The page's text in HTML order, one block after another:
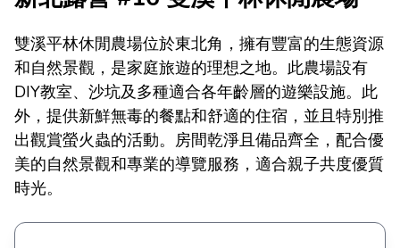
雙溪平林休閒農場位於東北角，擁有豐富的生態資源
和自然景觀，是家庭旅遊的理想之地。此農場設有
DIY教室、沙坑及多種適合各年齡層的遊樂設施。此
外，提供新鮮無毒的餐點和舒適的住宿，並且特別推
出觀賞螢火蟲的活動。房間乾淨且備品齊全，配合優
美的自然景觀和專業的導覽服務，適合親子共度優質
時光。